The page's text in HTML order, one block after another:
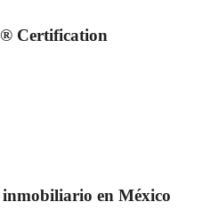
Certification
en México